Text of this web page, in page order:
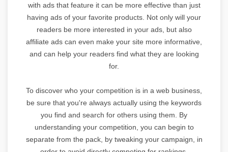
with ads that feature it can be more effective than just
having ads of your favorite products. Not only will your
readers be more interested in your ads, but also
affiliate ads can even make your site more informative,
and can help your readers find what they are looking
for.
To discover who your competition is in a web business,
be sure that you're always actually using the keywords
you find and search for others using them. By
understanding your competition, you can begin to
separate from the pack, by tweaking your campaign, in